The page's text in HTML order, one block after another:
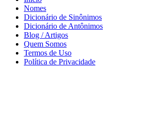
Nomes
Dicionário de Sinônimos
Dicionário de Antônimos
Blog / Artigos
Quem Somos
Termos de Uso
Política de Privacidade